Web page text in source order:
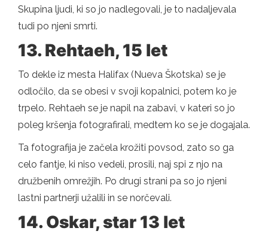
Skupina ljudi, ki so jo nadlegovali, je to nadaljevala
tudi po njeni smrti.
13. Rehtaeh, 15 let
To dekle iz mesta Halifax (Nueva Škotska) se je
odločilo, da se obesi v svoji kopalnici, potem ko je
trpelo. Rehtaeh se je napil na zabavi, v kateri so jo
poleg kršenja fotografirali, medtem ko se je dogajala.
Ta fotografija je začela krožiti povsod, zato so ga
celo fantje, ki niso vedeli, prosili, naj spi z njo na
družbenih omrežjih. Po drugi strani pa so jo njeni
lastni partnerji užalili in se norčevali.
14. Oskar, star 13 let